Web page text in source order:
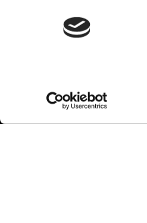
Tulosta
Kokemuksia